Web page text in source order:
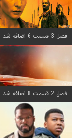
فصل 3 قسمت 6 اضافه شد
فصل 2 قسمت 8 اضافه شد